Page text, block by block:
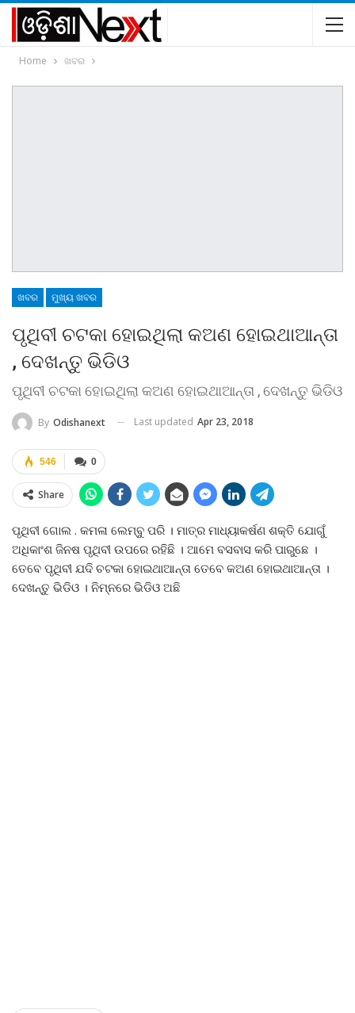
Home ଖବର
ଖବର ମୁଖ୍ୟ ଖବର
ପୃଥିବୀ ଚଟକା ହୋଇଥିଲା କଅଣ ହୋଇଥାଆନ୍ତା
, ଦେଖନ୍ତୁ ଭିଡିଓ
ପୃଥିବୀ ଚଟକା ହୋଇଥିଲା କଅଣ ହୋଇଥାଆନ୍ତା , ଦେଖନ୍ତୁ ଭିଡିଓ
By Odishanext Last updated Apr 23, 2018
0
546
Share
ପୃଥିବୀ ଗୋଲ . କମଳା ଲେମ୍ବୁ ପରି । ମାତ୍ର ମାଧ୍ୟାକର୍ଷଣ ଶକ୍ତି ଯୋଗୁଁ
ଅଧିକାଂଶ ଜିନଷ ପୃଥିବୀ ଉପରେ ରହିଛି । ଆମେ ବସବାସ କରି ପାରୁଛେ ।
ତେବେ ପୃଥିବୀ ଯଦି ଚଟକା ହୋଇଥାଆନ୍ତା ତେବେ କଅଣ ହୋଇଥାଆନ୍ତା ।
ଦେଖନ୍ତୁ ଭିଡିଓ । ନିମ୍ନରେ ଭିଡିଓ ଅଛି